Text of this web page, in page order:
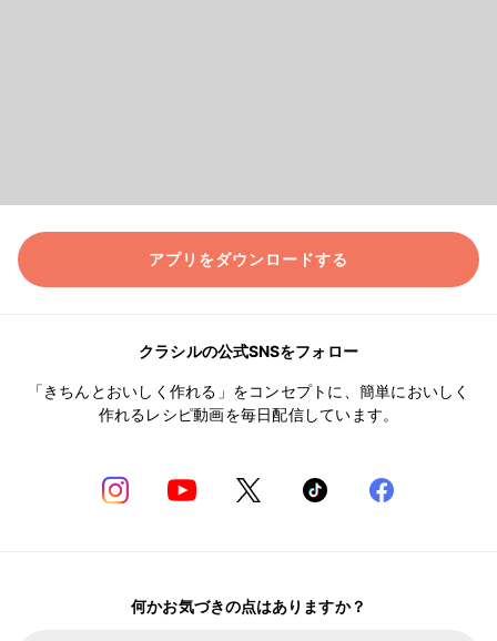
アプリをダウンロードする
クラシルの公式SNSをフォロー
「きちんとおいしく作れる」をコンセプトに、簡単においしく
作れるレシピ動画を毎日配信しています。
何かお気づきの点はありますか？